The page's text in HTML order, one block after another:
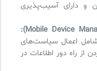
و دارای آسیب‌پذیری
اعمال سیاست‌های
از راه دور اطلاعات در